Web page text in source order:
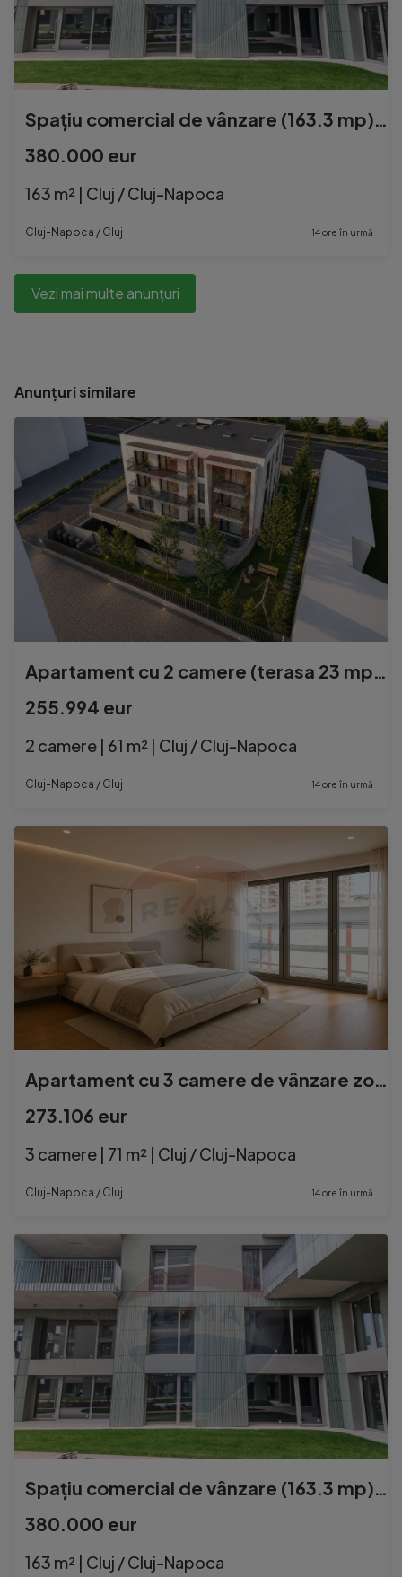
Spațiu comercial de vânzare (163.3 mp) – Cluj-Napoca
380.000 eur
163 m² | Cluj / Cluj-Napoca
Cluj-Napoca / Cluj 14 ore în urmă
Vezi mai multe anunțuri
Anunțuri similare
Apartament cu 2 camere (terasa 23 mp) de vanzare - zona s...
255.994 eur
2 camere | 61 m² | Cluj / Cluj-Napoca
Cluj-Napoca / Cluj 14 ore în urmă
Apartament cu 3 camere de vânzare zonă semicentrală - ...
273.106 eur
3 camere | 71 m² | Cluj / Cluj-Napoca
Cluj-Napoca / Cluj 14 ore în urmă
Spațiu comercial de vânzare (163.3 mp) – Cluj-Napoca
380.000 eur
163 m² | Cluj / Cluj-Napoca